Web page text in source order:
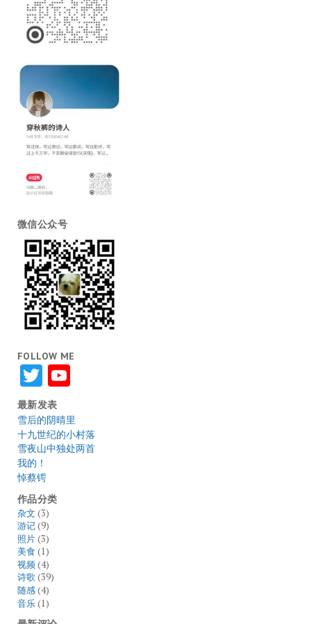
微信公众号
FOLLOW ME
TwitterYouTube
最新发表
雪后的阴晴里
十九世纪的小村落
雪夜山中独处两首
我的！
悼蔡锷
作品分类
杂文 (3)
游记(9)
照片(3)
美食 (1)
视频(4)
诗歌(39)
随感(4)
音乐(1)